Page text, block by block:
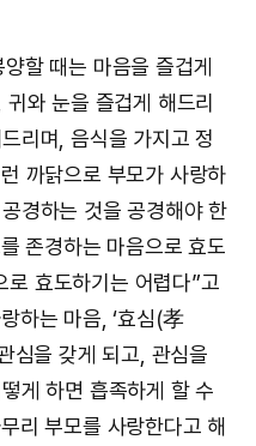
할 때는 마음을 즐겁게
와 눈을 즐겁게 해드리
리며, 음식을 가지고 정
까닭으로 부모가 사랑하
경하는 것을 공경해야 한
존경하는 마음으로 효도
효도하기는 어렵다”고
하는 마음, ‘효심(孝
심을 갖게 되고, 관심을
게 하면 흡족하게 할 수
리 부모를 사랑한다고 해